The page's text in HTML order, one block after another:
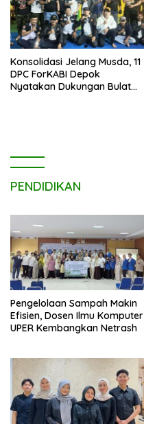
Konsolidasi Jelang Musda, 11
DPC ForKABI Depok
Nyatakan Dukungan Bulat
PENDIDIKAN
Pengelolaan Sampah Makin
Efisien, Dosen Ilmu Komputer
UPER Kembangkan Netrash